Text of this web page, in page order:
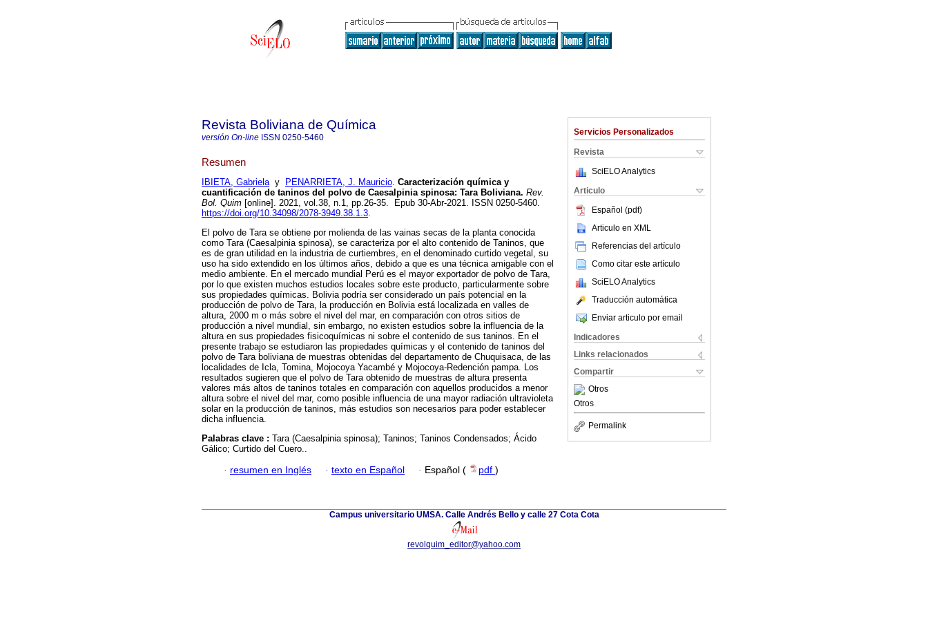
Servicios Personalizados
Revista
SciELO Analytics
Articulo
Español (pdf)
Articulo en XML
Referencias del artículo
Como citar este artículo
SciELO Analytics
Traducción automática
Enviar articulo por email
Indicadores
Links relacionados
Compartir
Otros
Otros
Permalink
Revista Boliviana de Química
versión On-line ISSN 0250-5460
Resumen
IBIETA, Gabrielay PENARRIETA, J. Mauricio. Caracterización química y
cuantificación de taninos del polvo de Caesalpinia spinosa: Tara Boliviana. Rev.
Bol. Quim [online]. 2021, vol.38, n.1, pp.26-35. Epub 30-Abr-2021. ISSN 0250-5460.
https://doi.org/10.34098/2078-3949.38.1.3.
El polvo de Tara se obtiene por molienda de las vainas secas de la planta conocida
como Tara (Caesalpinia spinosa), se caracteriza por el alto contenido de Taninos, que
es de gran utilidad en la industria de curtiembres, en el denominado curtido vegetal, su
uso ha sido extendido en los últimos años, debido a que es una técnica amigable con el
medio ambiente. En el mercado mundial Perú es el mayor exportador de polvo de Tara,
por lo que existen muchos estudios locales sobre este producto, particularmente sobre
sus propiedades químicas. Bolivia podría ser considerado un país potencial en la
producción de polvo de Tara, la producción en Bolivia está localizada en valles de
altura, 2000 m o más sobre el nivel del mar, en comparación con otros sitios de
producción a nivel mundial, sin embargo, no existen estudios sobre la influencia de la
altura en sus propiedades fisicoquímicas ni sobre el contenido de sus taninos. En el
presente trabajo se estudiaron las propiedades químicas y el contenido de taninos del
polvo de Tara boliviana de muestras obtenidas del departamento de Chuquisaca, de las
localidades de Icla, Tomina, Mojocoya Yacambé y Mojocoya-Redención pampa. Los
resultados sugieren que el polvo de Tara obtenido de muestras de altura presenta
valores más altos de taninos totales en comparación con aquellos producidos a menor
altura sobre el nivel del mar, como posible influencia de una mayor radiación ultravioleta
solar en la producción de taninos, más estudios son necesarios para poder establecer
dicha influencia.
Palabras clave : Tara (Caesalpinia spinosa); Taninos; Taninos Condensados; Ácido
Gálico; Curtido del Cuero..
· resumen en Inglés · texto en Español · Español ( pdf )
Campus universitario UMSA. Calle Andrés Bello y calle 27 Cota Cota
revolquim_editor@yahoo.com